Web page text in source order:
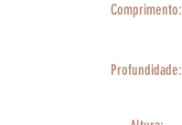
Comprimento:
Profundidade: